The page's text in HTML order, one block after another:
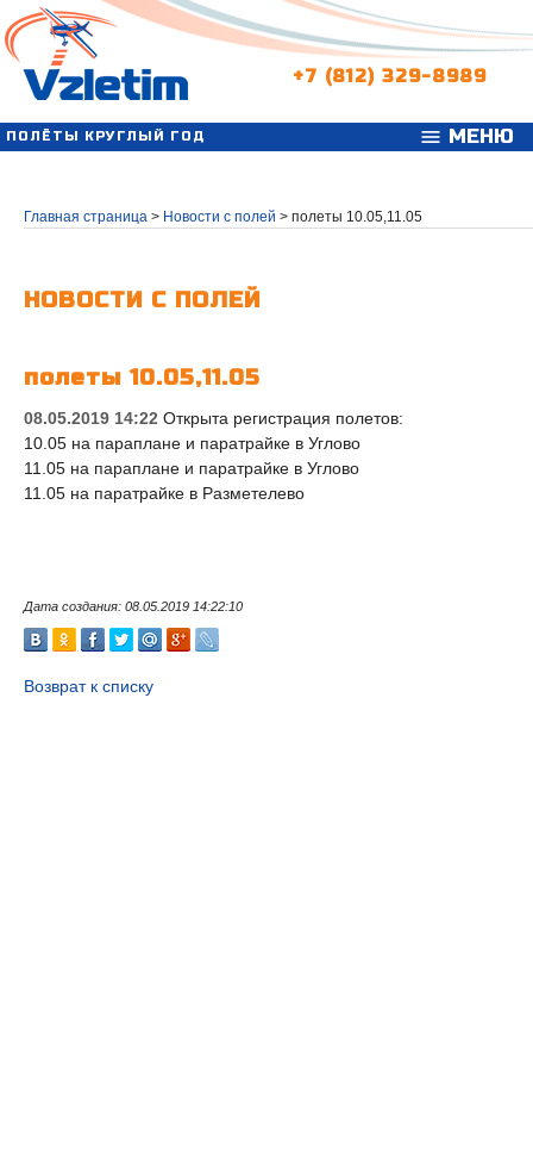
+7 (812) 329-8989
ПОЛЁТЫ КРУГЛЫЙ ГОД menu МЕНЮ
Главная страница > Новости с полей > полеты 10.05,11.05
НОВОСТИ С ПОЛЕЙ
полеты 10.05,11.05
08.05.2019 14:22 Открыта регистрация полетов:
10.05 на параплане и паратрайке в Углово
11.05 на параплане и паратрайке в Углово
11.05 на паратрайке в Разметелево
Дата создания: 08.05.2019 14:22:10
Возврат к списку